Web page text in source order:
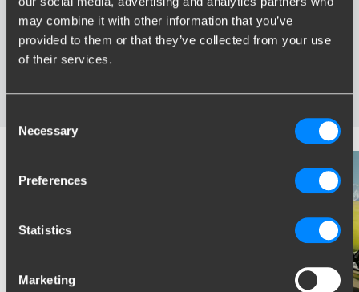
may combine it with other information that you’ve
provided to them or that they’ve collected from your use
of their services.
Selection
Necessary
Preferences
Statistics
Marketing
Trekhaak speciaal afgestemd op uw automerk en model
Veilige, gecertificeerde trekhaken
Montage bij u in de buurt
Diverse trekhaakopties; vaste, wegneembare en